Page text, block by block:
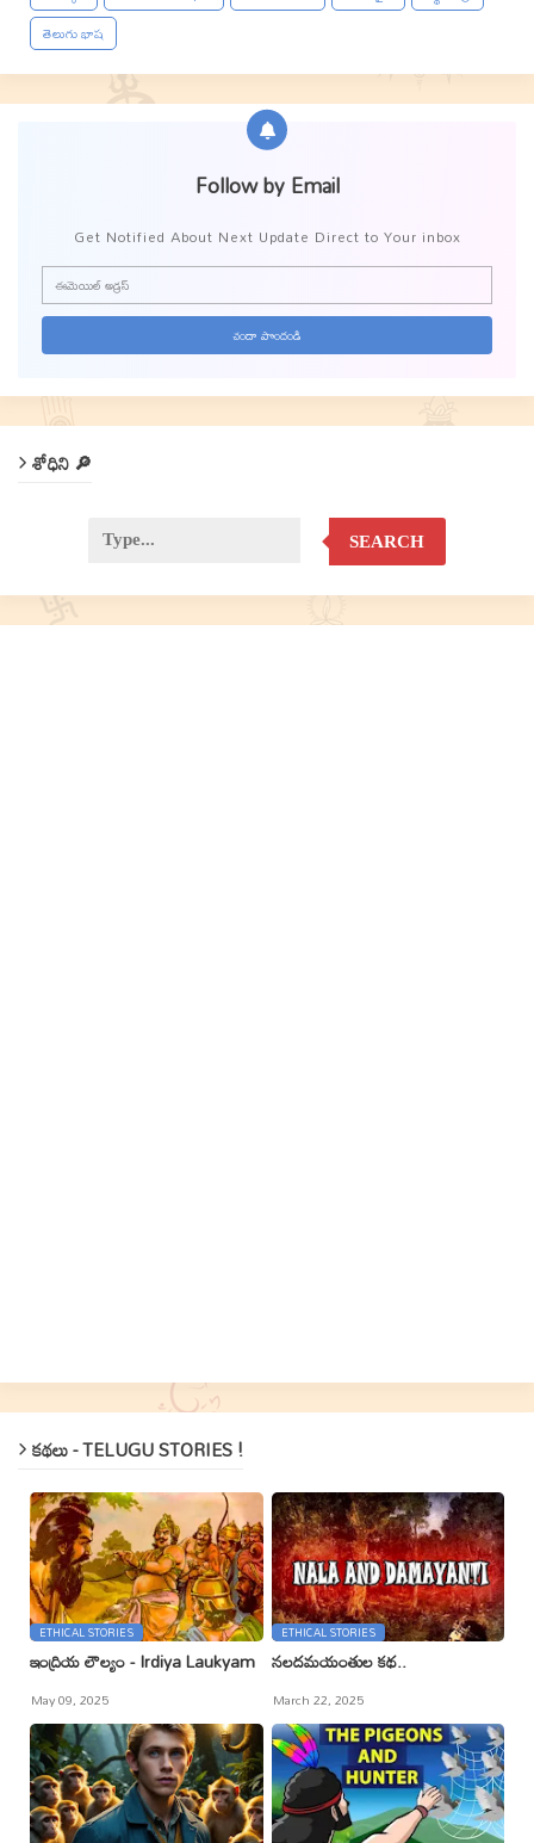
తెలుగు భాష
Follow by Email
Get Notified About Next Update Direct to Your inbox
శోధిని 🔎
SEARCH
కథలు - TELUGU STORIES !
ETHICAL STORIES
ఇంద్రియ లౌల్యం - Irdiya Laukyam
May 09, 2025
ETHICAL STORIES
నలదమయంతుల కథ..
March 22, 2025